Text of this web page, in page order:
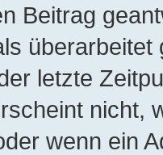
Beitrag
letzte
nicht,
wenn ein